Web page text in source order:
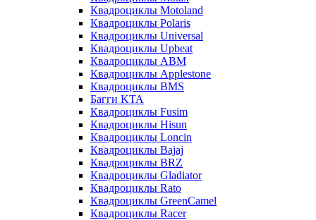
Квадроциклы Motoland
Квадроциклы Polaris
Квадроциклы Universal
Квадроциклы Upbeat
Квадроциклы ABM
Квадроциклы Applestone
Квадроциклы BMS
Багги KTA
Квадроциклы Fusim
Квадроциклы Hisun
Квадроциклы Loncin
Квадроциклы Bajaj
Квадроциклы BRZ
Квадроциклы Gladiator
Квадроциклы Rato
Квадроциклы GreenCamel
Квадроциклы Racer